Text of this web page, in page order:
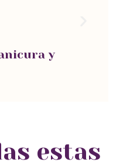
y
estas